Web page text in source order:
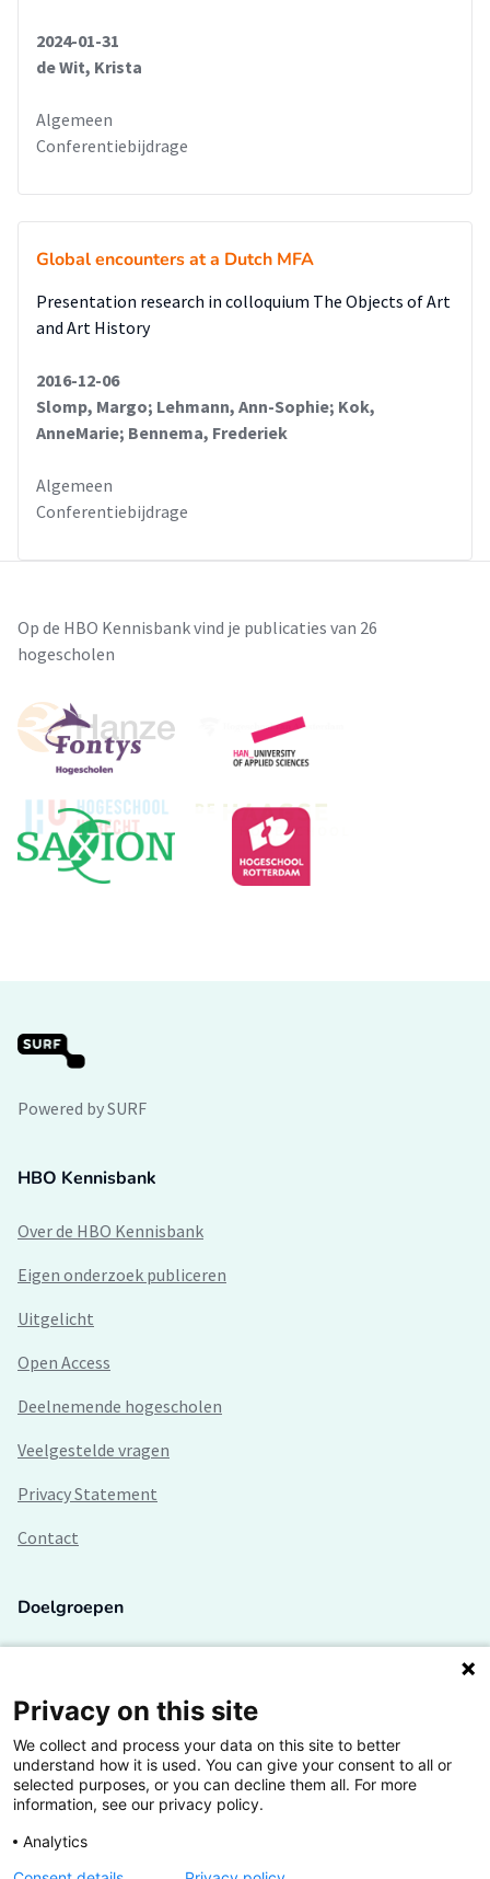
2024-01-31
de Wit, Krista
Algemeen
Conferentiebijdrage
Global encounters at a Dutch MFA
Presentation research in colloquium The Objects of Art
and Art History
2016-12-06
Slomp, Margo; Lehmann, Ann-Sophie; Kok,
AnneMarie; Bennema, Frederiek
Algemeen
Conferentiebijdrage
Op de HBO Kennisbank vind je publicaties van 26
hogescholen
Powered by SURF
HBO Kennisbank
Over de HBO Kennisbank
Eigen onderzoek publiceren
Uitgelicht
Open Access
Deelnemende hogescholen
Veelgestelde vragen
Privacy Statement
Contact
Doelgroepen
Lectoren en onderzoekers
Bedrijven
Hogescholen
Privacy on this site
We collect and process your data on this site to better
understand how it is used. You can give your consent to all or
selected purposes, or you can decline them all. For more
information, see our privacy policy.
Analytics